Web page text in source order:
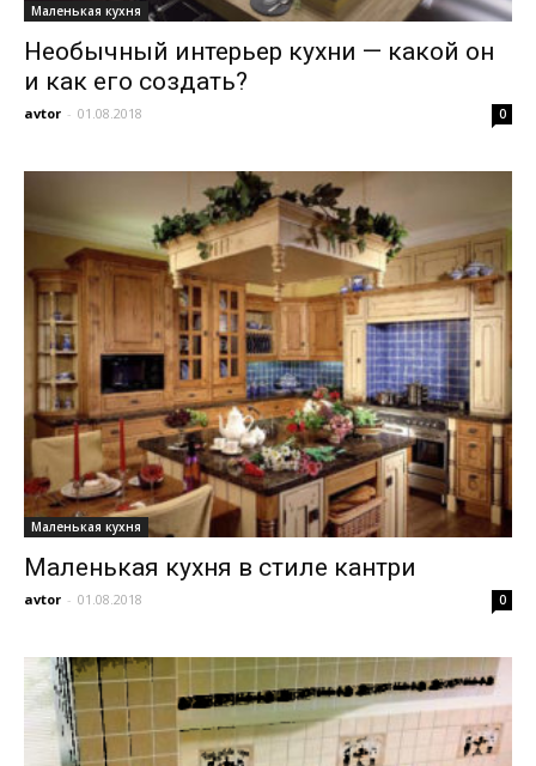
Маленькая кухня
Необычный интерьер кухни — какой он
и как его создать?
avtor - 01.08.2018 0
Маленькая кухня
Маленькая кухня в стиле кантри
avtor - 01.08.2018 0